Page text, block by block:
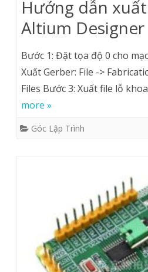
Hướng dẫn
Altium Designer
Bước 1: Đặt tọa độ 0 cho
Xuất Gerber: File ->
Files Bước 3: Xuất file lỗ
more »
Góc Lập Trình